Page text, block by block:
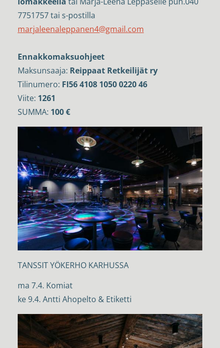
7751757 tai s-postilla
marjaleenaleppanen4@gmail.com
Ennakkomaksuohjeet
Maksunsaaja: Reippaat Retkeilijät ry
Tilinumero: FI56 4108 1050 0220 46
Viite: 1261
SUMMA: 100 €
TANSSIT YÖKERHO KARHUSSA
ma 7.4. Komiat
ke 9.4. Antti Ahopelto & Etiketti